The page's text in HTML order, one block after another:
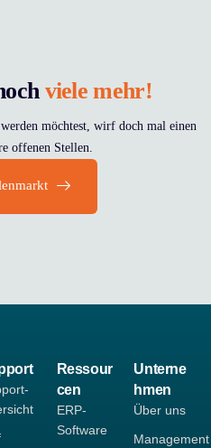
viele mehr!
möchtest, wirf doch mal einen
offenen Stellen.
Ressour
cen
ERP-
Software
Unterne
hmen
Über uns
Management